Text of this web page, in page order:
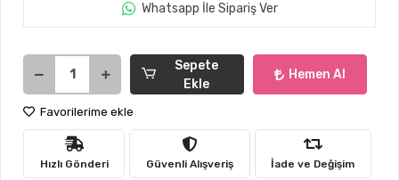
Whatsapp İle Sipariş Ver
Sepete
Ekle
Hemen Al
Favorilerime ekle
Hızlı Gönderi Güvenli Alışveriş İade ve Değişim